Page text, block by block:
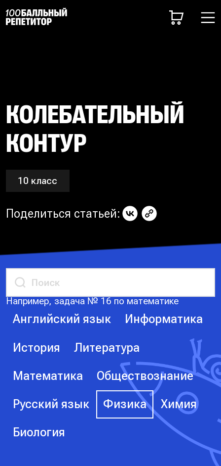
КОЛЕБАТЕЛЬНЫЙ
КОНТУР
10 класс
Поделиться статьей:
Например, задача № 16 по математике
Английский язык Информатика
История Литература
Математика Обществознание
Русский язык Физика Химия
Биология